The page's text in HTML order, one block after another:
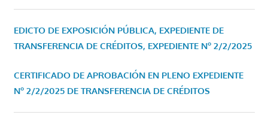
EDICTO DE EXPOSICIÓN PÚBLICA, EXPEDIENTE DE
TRANSFERENCIA DE CRÉDITOS, EXPEDIENTE Nº 2/2/2025
CERTIFICADO DE APROBACIÓN EN PLENO EXPEDIENTE
Nº 2/2/2025 DE TRANSFERENCIA DE CRÉDITOS